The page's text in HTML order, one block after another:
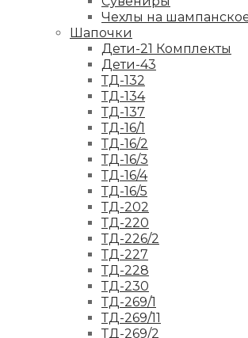
Чехлы на
Шапочки
Дети-21 Комплекты
Дети-43
ТД-132
ТД-134
ТД-137
ТД-16/1
ТД-16/2
ТД-16/3
ТД-16/4
ТД-16/5
ТД-202
ТД-220
ТД-226/2
ТД-227
ТД-228
ТД-230
ТД-269/1
ТД-269/11
ТД-269/2